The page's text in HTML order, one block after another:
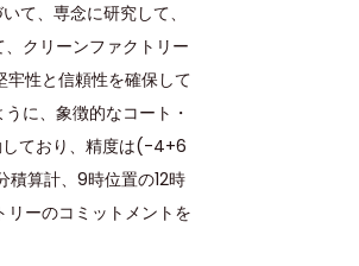
て、専念に研究して、
クリーンファクトリー
牢性と信頼性を確保して
に、象徴的なコート・
しており、精度は(-4+6
算計、9時位置の12時
ーのコミットメントを